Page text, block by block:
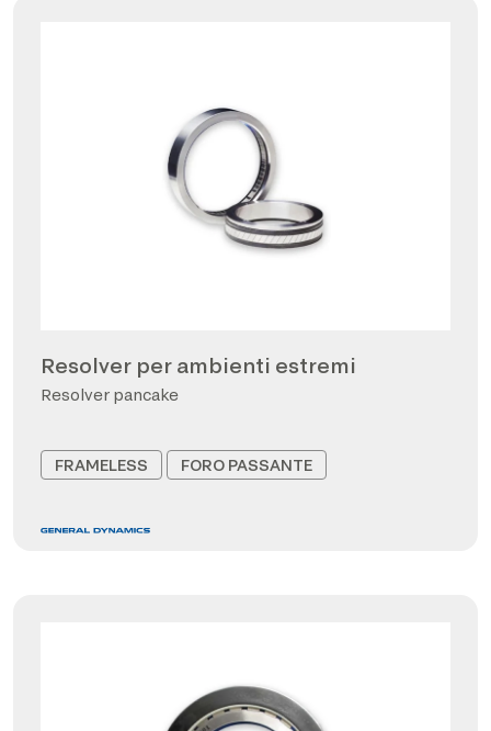
Resolver per ambienti estremi
Resolver pancake
FRAMELESS FORO PASSANTE